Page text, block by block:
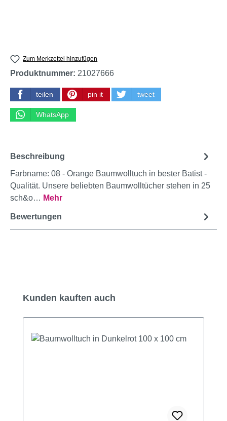
Zum Merkzettel hinzufügen
Produktnummer: 21027666
teilen pin it tweet
WhatsApp
Beschreibung
Farbname: 08 - Orange Baumwolltuch in bester Batist -
Qualität. Unsere beliebten Baumwolltücher stehen in 25
sch&o… Mehr
Bewertungen
Produktgalerie überspringen
Kunden kauften auch